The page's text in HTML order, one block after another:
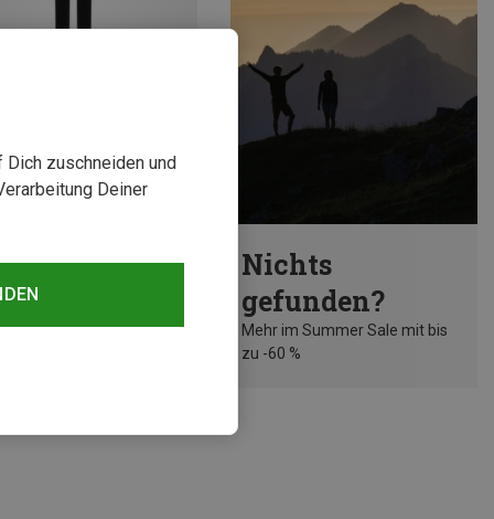
Nichts
gefunden?
Mehr im Summer Sale mit bis
zu -60 %
zuschneiden und
Deiner